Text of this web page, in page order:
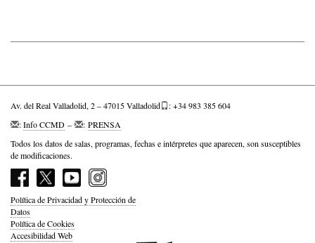
Av. del Real Valladolid, 2 – 47015 Valladolid
: +34 983 385 604
:Info CCMD – : PRENSA
Todos los datos de salas, programas, fechas e intérpretes que aparecen, son susceptibles
de modificaciones.
Política de Privacidad y Protección de
Datos
Política de Cookies
Accesibilidad Web